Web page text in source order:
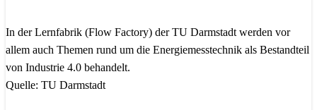
In der Lernfabrik (Flow Factory) der TU Darmstadt werden vor
allem auch Themen rund um die Energiemesstechnik als Bestandteil
von Industrie 4.0 behandelt.
Quelle: TU Darmstadt